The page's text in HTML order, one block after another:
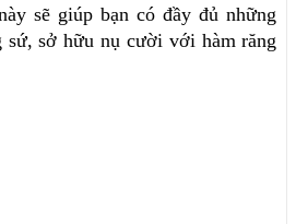
sẽ giúp bạn có đầy đủ những
sứ, sở hữu nụ cười với hàm răng